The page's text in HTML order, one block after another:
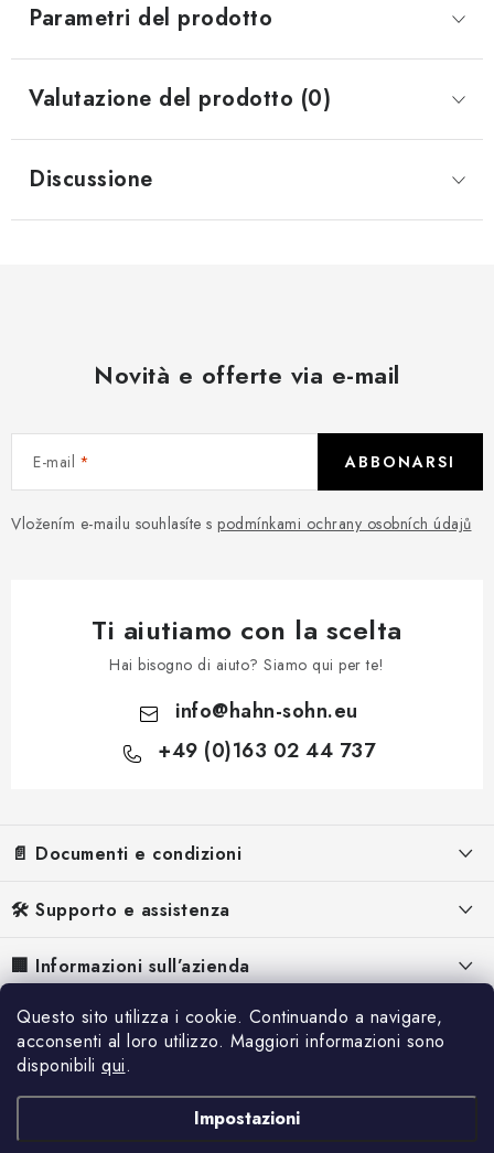
Questo sito utilizza i cookie. Continuando a navigare,
acconsenti al loro utilizzo. Maggiori informazioni sono
disponibili qui.
Impostazioni
Parametri del prodotto
Valutazione del prodotto (0)
Discussione
Novità e offerte via e-mail
E-mail
Vložením e-mailu souhlasíte s podmínkami ochrany osobních údajů
ABBONARSI
Ti aiutiamo con la scelta
Hai bisogno di aiuto? Siamo qui per te!
info@hahn-sohn.eu
+49 (0)163 02 44 737
d
p
a
📄 Documenti e condizioni
Informativa sulla Privacy
Informativa sui Cookie
Recesso
Spedizione e pagamento
🛠️ Supporto e assistenza
FAQ – Domande frequenti
Manuali per i deumidificatori
Reclamo
🏢 Informazioni sull’azienda
Chi siamo
Perché Hahn & Sohn
Contatti
Offerte di lavoro
📰 Ispirazione e contenuti
Referenze
Blog
Catalogo